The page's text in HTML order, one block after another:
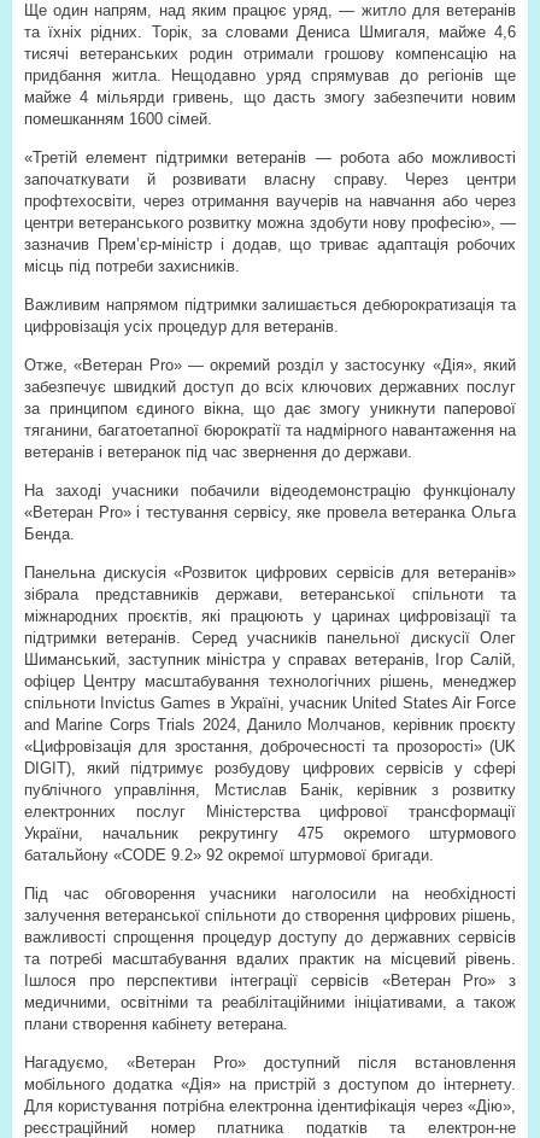
Ще один напрям, над яким працює уряд, — житло для ветеранів
та їхніх рідних. Торік, за словами Дениса Шмигаля, майже 4,6
тисячі ветеранських родин отримали грошову компенсацію на
придбання житла. Нещодавно уряд спрямував до регіонів ще
майже 4 мільярди гривень, що дасть змогу забезпечити новим
помешканням 1600 сімей.
«Третій елемент підтримки ветеранів — робота або можливості
започаткувати й розвивати власну справу. Через центри
профтехосвіти, через отримання ваучерів на навчання або через
центри ветеранського розвитку можна здобути нову професію», —
зазначив Прем’єр-міністр і додав, що триває адаптація робочих
місць під потреби захисників.
Важливим напрямом підтримки залишається дебюрократизація та
цифровізація усіх процедур для ветеранів.
Отже, «Ветеран Pro» — окремий розділ у застосунку «Дія», який
забезпечує швидкий доступ до всіх ключових державних послуг
за принципом єдиного вікна, що дає змогу уникнути паперової
тяганини, багатоетапної бюрократії та надмірного навантаження на
ветеранів і ветеранок під час звернення до держави.
На заході учасники побачили відеодемонстрацію функціоналу
«Ветеран Pro» і тестування сервісу, яке провела ветеранка Ольга
Бенда.
Панельна дискусія «Розвиток цифрових сервісів для ветеранів»
зібрала представників держави, ветеранської спільноти та
міжнародних проєктів, які працюють у царинах цифровізації та
підтримки ветеранів. Серед учасників панельної дискусії Олег
Шиманський, заступник міністра у справах ветеранів, Ігор Салій,
офіцер Центру масштабування технологічних рішень, менеджер
спільноти Invictus Games в Україні, учасник United States Air Force
and Marine Corps Trials 2024, Данило Молчанов, керівник проєкту
«Цифровізація для зростання, доброчесності та прозорості» (UK
DIGIT), який підтримує розбудову цифрових сервісів у сфері
публічного управління, Мстислав Банік, керівник з розвитку
електронних послуг Міністерства цифрової трансформації
України, начальник рекрутингу 475 окремого штурмового
батальйону «CODE 9.2» 92 окремої штурмової бригади.
Під час обговорення учасники наголосили на необхідності
залучення ветеранської спільноти до створення цифрових рішень,
важливості спрощення процедур доступу до державних сервісів
та потребі масштабування вдалих практик на місцевий рівень.
Ішлося про перспективи інтеграції сервісів «Ветеран Pro» з
медичними, освітніми та реабілітаційними ініціативами, а також
плани створення кабінету ветерана.
Нагадуємо, «Ветеран Pro» доступний після встановлення
мобільного додатка «Дія» на пристрій з доступом до інтернету.
Для користування потрібна електронна ідентифікація через «Дію»,
реєстраційний номер платника податків та електрон-не